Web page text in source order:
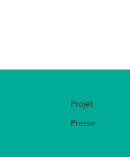
Footer
Projet
Presse